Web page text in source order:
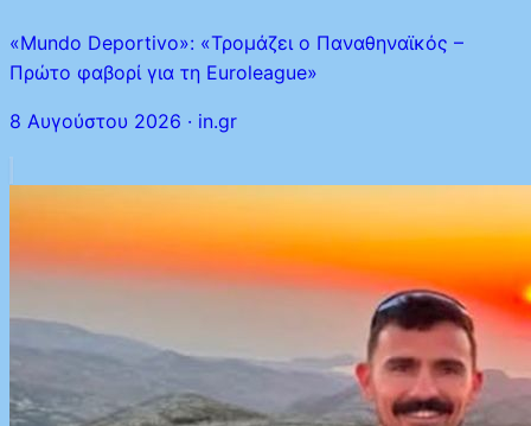
«Mundo Deportivo»: «Τρομάζει ο Παναθηναϊκός –
Πρώτο φαβορί για τη Euroleague»
8 Αυγούστου 2026 · in.gr